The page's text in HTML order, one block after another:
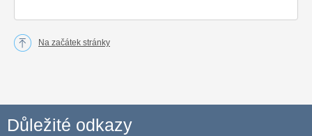
Na začátek stránky
Důležité odkazy